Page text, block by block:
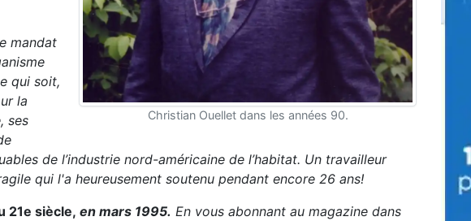
Christian Ouellet dans les années 90.
mandat
qui soit,
la
ses
de l’industrie nord-américaine de l’habitat. Un travailleur
qui l'a heureusement soutenu pendant encore 26 ans!
21e siècle, en mars 1995. En vous abonnant au magazine dans